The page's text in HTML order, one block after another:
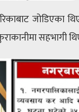
जोडिएका
सहभागी